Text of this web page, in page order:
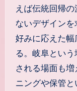
えば伝統回帰
ないデザイン
好みに応えた
る。岐阜とい
される場面も
ニングや保管と